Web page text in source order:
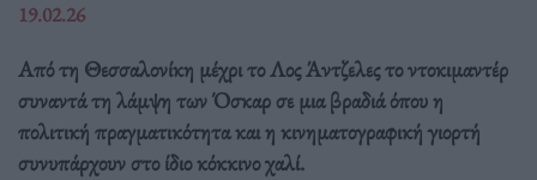
19.02.26
Από τη Θεσσαλονίκη μέχρι το Λος Άντζελες το ντοκιμαντέρ
συναντά τη λάμψη των Όσκαρ σε μια βραδιά όπου η
πολιτική πραγματικότητα και η κινηματογραφική γιορτή
συνυπάρχουν στο ίδιο κόκκινο χαλί.